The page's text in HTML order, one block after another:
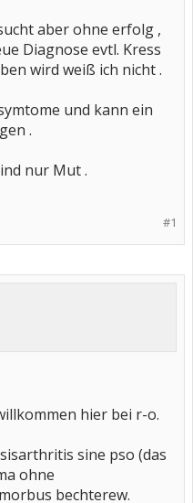
aber ohne erfolg ,
Diagnose evtl. Kress
wird weiß ich nicht .
und kann ein
.
nur Mut .
#1
hier bei r-o.
sine pso (das
ohne
bechterew.